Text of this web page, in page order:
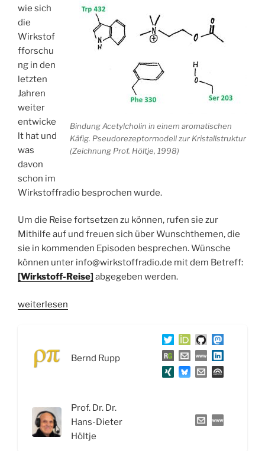
Bindung Acetylcholin in einem aromatischen
Käfig. Pseudorezeptormodell zur Kristallstruktur
(Zeichnung Prof. Höltje, 1998)
wie sich
die
Wirkstof
fforschu
ng in den
letzten
Jahren
weiter
entwicke
lt hat und
was
davon
schon im
Wirkstoffradio besprochen wurde.
Um die Reise fortsetzen zu können, rufen sie zur
Mithilfe auf und freuen sich über Wunschthemen, die
sie in kommenden Episoden besprechen. Wünsche
können unter info@wirkstoffradio.de mit dem Betreff:
[Wirkstoff-Reise] abgegeben werden.
„WSR046
Wirkstoffen:
Wirkstofftage
weiterlesen
Bernd Rupp
Prof. Dr. Dr.
Hans-Dieter
Höltje